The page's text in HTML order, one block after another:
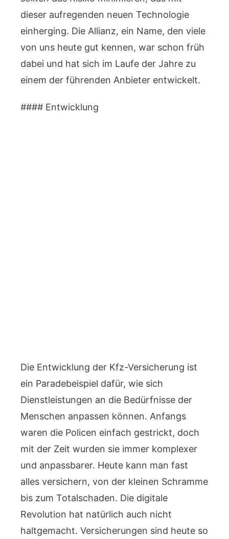
dieser aufregenden neuen Technologie
einherging. Die Allianz, ein Name, den viele
von uns heute gut kennen, war schon früh
dabei und hat sich im Laufe der Jahre zu
einem der führenden Anbieter entwickelt.
#### Entwicklung
Die Entwicklung der Kfz-Versicherung ist
ein Paradebeispiel dafür, wie sich
Dienstleistungen an die Bedürfnisse der
Menschen anpassen können. Anfangs
waren die Policen einfach gestrickt, doch
mit der Zeit wurden sie immer komplexer
und anpassbarer. Heute kann man fast
alles versichern, von der kleinen Schramme
bis zum Totalschaden. Die digitale
Revolution hat natürlich auch nicht
haltgemacht. Versicherungen sind heute so